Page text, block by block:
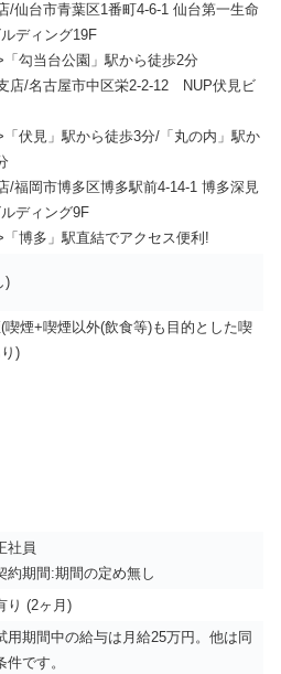
/仙台市青葉区1番町4-6-1 仙台第一生命
ディング19F
勾当台公園」駅から徒歩2分
店/名古屋市中区栄2-2-12 NUP伏見ビ
「伏見」駅から徒歩3分/「丸の内」駅か
/福岡市博多区博多駅前4-14-1 博多深見
ディング9F
博多」駅直結でアクセス便利!
)
喫煙+喫煙以外(飲食等)も目的とした喫
)
社員
約期間:期間の定め無し
り (2ヶ月)
用期間中の給与は月給25万円。他は同
件です。